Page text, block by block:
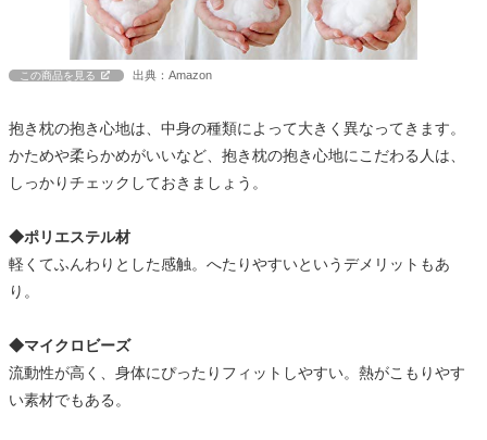
この商品を見る 出典：Amazon
抱き枕の抱き心地は、中身の種類によって大きく異なってきます。
かためや柔らかめがいいなど、抱き枕の抱き心地にこだわる人は、
しっかりチェックしておきましょう。
◆ポリエステル材
軽くてふんわりとした感触。へたりやすいというデメリットもあ
り。
◆マイクロビーズ
流動性が高く、身体にぴったりフィットしやすい。熱がこもりやす
い素材でもある。